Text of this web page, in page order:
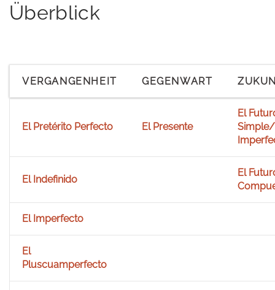
Überblick
VERGANGENHEIT GEGENWART
El Pretérito Perfecto El Presente
El
Simple/
El Indefinido
El
El Imperfecto
El
Pluscuamperfecto